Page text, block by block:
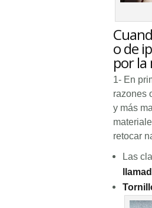
o de
por la
1- En
razones
y más
retocar
Las